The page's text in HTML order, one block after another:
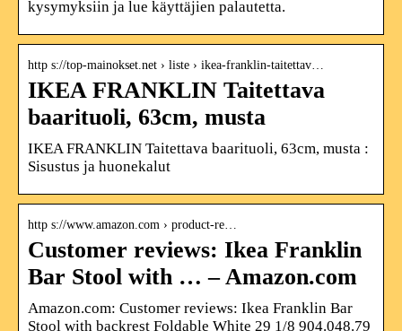
kysymyksiin ja lue käyttäjien palautetta.
http s://top-mainokset.net › liste › ikea-franklin-taitettav…
IKEA FRANKLIN Taitettava
baarituoli, 63cm, musta
IKEA FRANKLIN Taitettava baarituoli, 63cm, musta :
Sisustus ja huonekalut
http s://www.amazon.com › product-re…
Customer reviews: Ikea Franklin
Bar Stool with … – Amazon.com
Amazon.com: Customer reviews: Ikea Franklin Bar
Stool with backrest Foldable White 29 1/8 904.048.79